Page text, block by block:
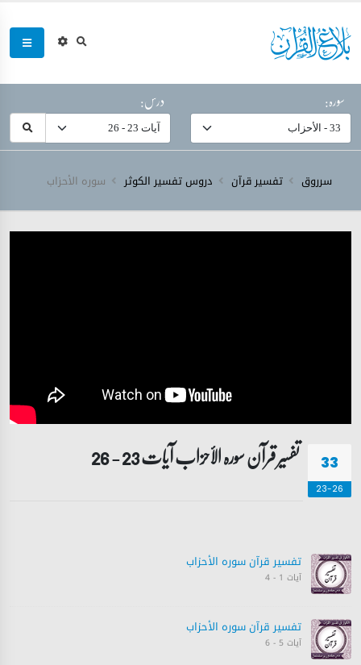
سورہ: درس:
سرروق تفسیر قرآن دروس تفسیر الکوثر سورہ ‎الأحزاب‎
33
23-26
تفسیر قرآن سورہ ‎الأحزاب‎ آیات 23 - 26
تفسیر قرآن سورہ ‎الأحزاب‎
آیات 1 - 4
تفسیر قرآن سورہ ‎الأحزاب‎
آیات 5 - 6